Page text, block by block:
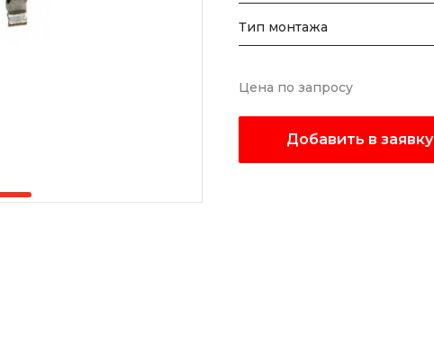
Тип монтажа
Цена по запросу
Добавить в заявку